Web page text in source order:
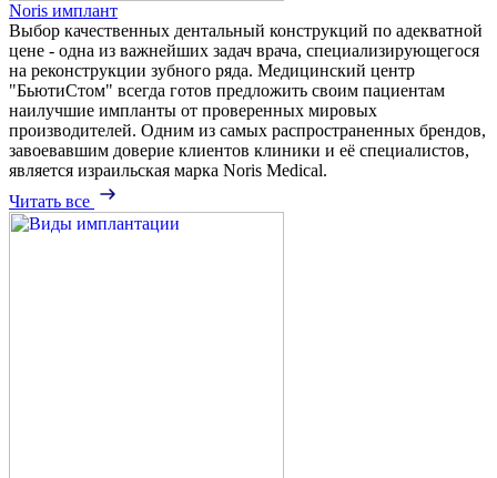
Noris имплант
Выбор качественных дентальный конструкций по адекватной
цене - одна из важнейших задач врача, специализирующегося
на реконструкции зубного ряда. Медицинский центр
"БьютиСтом" всегда готов предложить своим пациентам
наилучшие импланты от проверенных мировых
производителей. Одним из самых распространенных брендов,
завоевавшим доверие клиентов клиники и её специалистов,
является израильская марка Noris Medical.
Читать все